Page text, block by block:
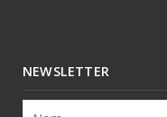
NEWSLETTER